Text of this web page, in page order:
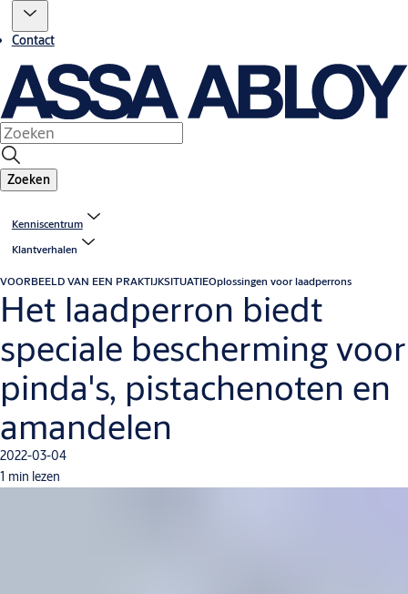
Contact
Zoeken
Kenniscentrum
Klantverhalen
VOORBEELD VAN EEN PRAKTIJKSITUATIEOplossingen voor laadperrons
Het laadperron biedt
speciale bescherming voor
pinda's, pistachenoten en
amandelen
2022-03-04
1 min lezen